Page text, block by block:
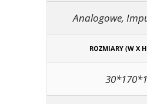
Analogowe,
ROZMIARY (W X